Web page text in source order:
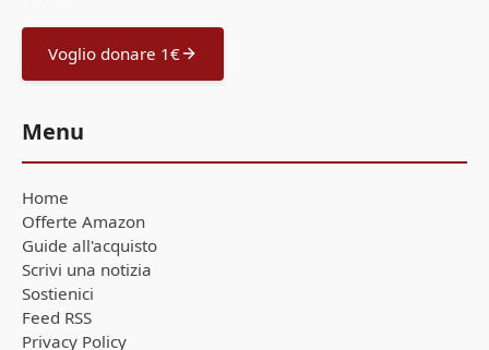
Voglio donare 1€
Menu
Home
Offerte Amazon
Guide all'acquisto
Scrivi una notizia
Sostienici
Feed RSS
Privacy Policy